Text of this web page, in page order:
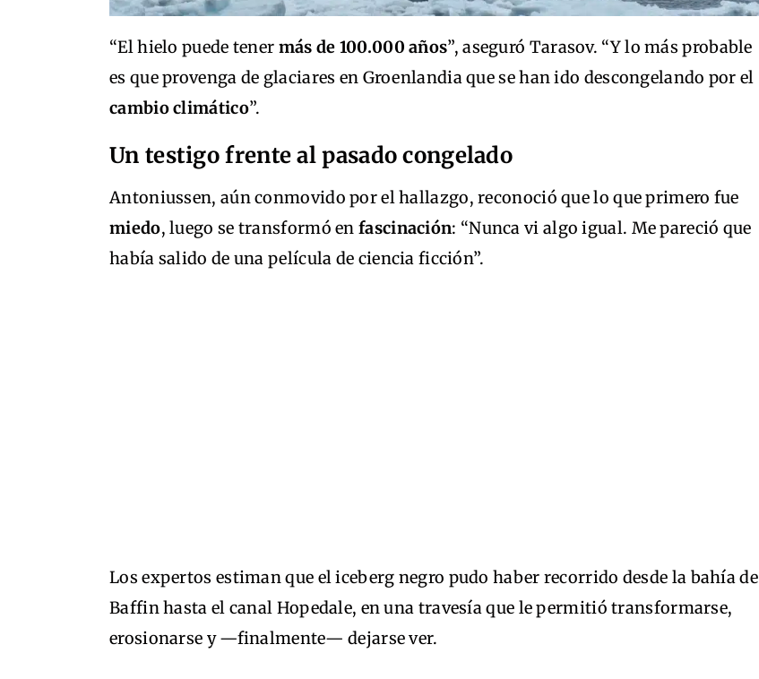
“El hielo puede tener más de 100.000 años”, aseguró Tarasov. “Y lo más probable
es que provenga de glaciares en Groenlandia que se han ido descongelando por el
cambio climático”.
Un testigo frente al pasado congelado
Antoniussen, aún conmovido por el hallazgo, reconoció que lo que primero fue
miedo, luego se transformó en fascinación: “Nunca vi algo igual. Me pareció que
había salido de una película de ciencia ficción”.
Los expertos estiman que el iceberg negro pudo haber recorrido desde la bahía de
Baffin hasta el canal Hopedale, en una travesía que le permitió transformarse,
erosionarse y —finalmente— dejarse ver.